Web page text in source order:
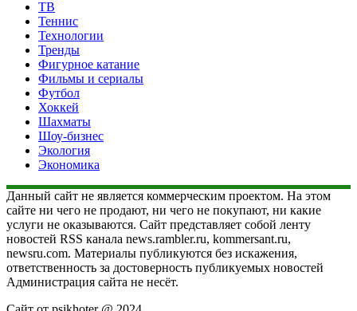
ТВ
Теннис
Технологии
Тренды
Фигурное катание
Фильмы и сериалы
Футбол
Хоккей
Шахматы
Шоу-бизнес
Экология
Экономика
Данный сайт не является коммерческим проектом. На этом
сайте ни чего не продают, ни чего не покупают, ни какие
услуги не оказываются. Сайт представляет собой ленту
новостей RSS канала news.rambler.ru, kommersant.ru,
newsru.com. Материалы публикуются без искажения,
ответственность за достоверность публикуемых новостей
Администрация сайта не несёт.